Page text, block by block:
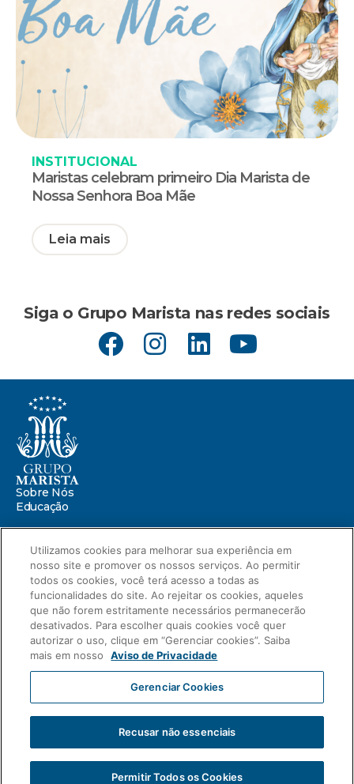
INSTITUCIONAL
Maristas celebram primeiro Dia Marista de
Nossa Senhora Boa Mãe
Leia mais
Siga o Grupo Marista nas redes sociais
Sobre Nós
Educação
Centro Marista de Defesa da Infância
Missão Marista
Compromissos
Portal ESG
Relatório de Sustentabilidade 2025
Relatório de Transparência Salarial
Novidades
Blog
Aviso de Privacidade
Intranet
Fale Conosco
2023 © Grupo Marista
Associação Paranaense de Cultura
CNPJ: 76.659.820/0001-51
Desenvolvido por
Utilizamos cookies para melhorar sua experiência em
nosso site e promover os nossos serviços. Ao permitir
todos os cookies, você terá acesso a todas as
funcionalidades do site. Ao rejeitar os cookies, aqueles
que não forem estritamente necessários permanecerão
desativados. Para escolher quais cookies você quer
autorizar o uso, clique em “Gerenciar cookies”. Saiba
mais em nosso
Aviso de Privacidade
Gerenciar Cookies
Recusar não essenciais
Permitir Todos os Cookies